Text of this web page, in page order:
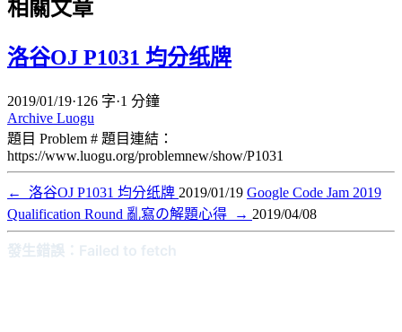
相關文章
洛谷OJ P1031 均分纸牌
2019/01/19·126 字·1 分鐘
Archive Luogu
題目 Problem # 題目連結：
https://www.luogu.org/problemnew/show/P1031
← 洛谷OJ P1031 均分纸牌 2019/01/19 Google Code Jam 2019
Qualification Round 亂寫の解題心得
→ 2019/04/08